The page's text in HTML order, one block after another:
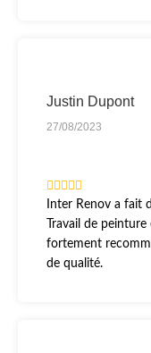
Justin Dupont
27/08/2023
Inter Renov a fait
Travail de
fortement
de qualité.